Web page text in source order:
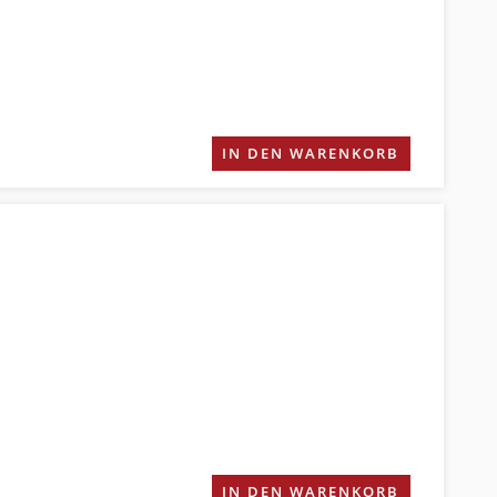
IN DEN WARENKORB
IN DEN WARENKORB